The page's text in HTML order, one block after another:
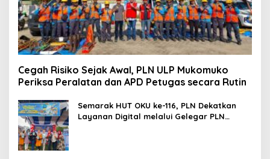
Cegah Risiko Sejak Awal, PLN ULP Mukomuko
Periksa Peralatan dan APD Petugas secara Rutin
Semarak HUT OKU ke-116, PLN Dekatkan
Layanan Digital melalui Gelegar PLN